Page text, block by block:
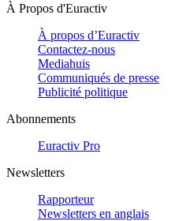
À Propos d'Euractiv
À propos d’Euractiv
Contactez-nous
Mediahuis
Communiqués de presse
Publicité politique
Abonnements
Euractiv Pro
Newsletters
Rapporteur
Newsletters en anglais